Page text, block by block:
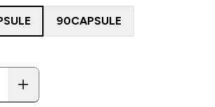
90CAPSULE